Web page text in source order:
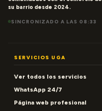
su barrio desde 2024.
SINCRONIZADO A LAS 08:33
SERVICIOS UGA
Ver todos los servicios
WhatsApp 24/7
Página web profesional